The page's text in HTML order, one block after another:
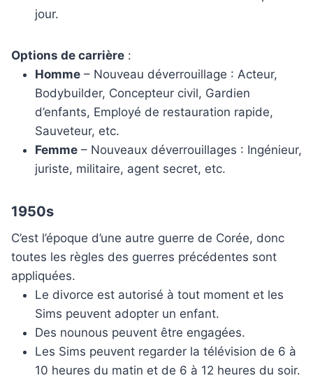
jour.
Options de carrière :
Homme – Nouveau déverrouillage : Acteur,
Bodybuilder, Concepteur civil, Gardien
d’enfants, Employé de restauration rapide,
Sauveteur, etc.
Femme – Nouveaux déverrouillages : Ingénieur,
juriste, militaire, agent secret, etc.
1950s
C’est l’époque d’une autre guerre de Corée, donc
toutes les règles des guerres précédentes sont
appliquées.
Le divorce est autorisé à tout moment et les
Sims peuvent adopter un enfant.
Des nounous peuvent être engagées.
Les Sims peuvent regarder la télévision de 6 à
10 heures du matin et de 6 à 12 heures du soir.